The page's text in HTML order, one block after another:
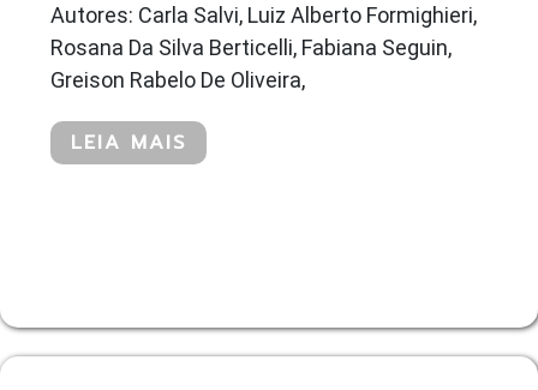
Autores: Carla Salvi, Luiz Alberto Formighieri,
Rosana Da Silva Berticelli, Fabiana Seguin,
Greison Rabelo De Oliveira,
LEIA MAIS